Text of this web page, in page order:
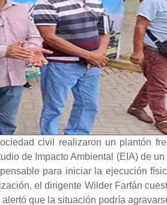
civil realizaron un plantón
de Impacto Ambiental (EIA) de
para iniciar la ejecución
el dirigente Wilder Farfán
que la situación podría